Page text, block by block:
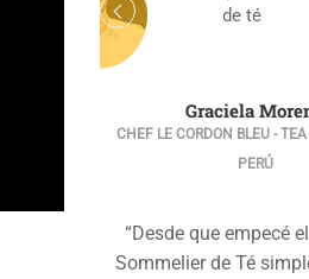
Graciela
CHEF LE CORDON BLEU -
PERÚ
“Desde que empecé
Sommelier de Té